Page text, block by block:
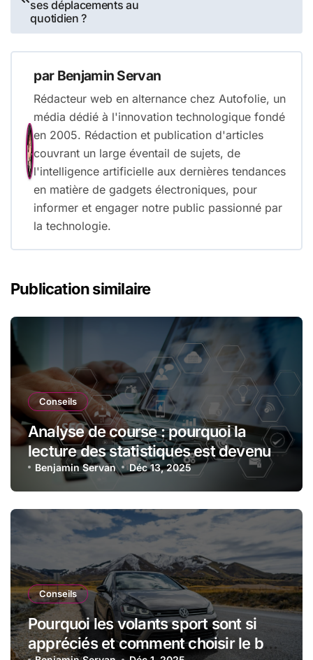
l’article
ses déplacements au
quotidien ?
par Benjamin Servan
Rédacteur web en alternance chez Autofolie, un
média dédié à l'innovation technologique fondé
en 2005. Rédaction et publication d'articles
couvrant un large éventail de sujets, de
l'intelligence artificielle aux dernières tendances
en matière de gadgets électroniques, pour
informer et engager notre public passionné par
la technologie.
Publication similaire
Conseils
Analyse de course : pourquoi la
lecture des statistiques est devenue
essentielle en sport automobile
Benjamin Servan Déc 13, 2025
Conseils
Pourquoi les volants sport sont si
appréciés et comment choisir le bon